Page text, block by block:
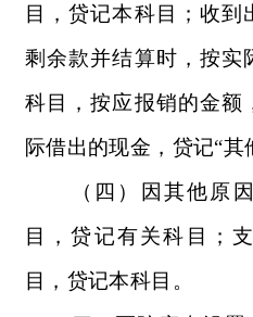
目，贷记本科目；收到
剩余款并结算时，按实
科目，按应报销的金额
际借出的现金，贷记“其
（四）因其他原
目，贷记有关科目；
目，贷记本科目。